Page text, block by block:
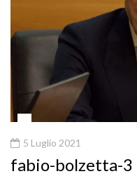
5 Luglio 2021
fabio-bolzetta-3